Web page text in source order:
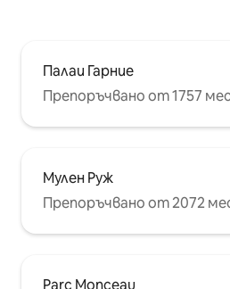
Палаи Гарние
Препоръчвано от 1757
Мулен Руж
Препоръчвано от 2072
Parc Monceau